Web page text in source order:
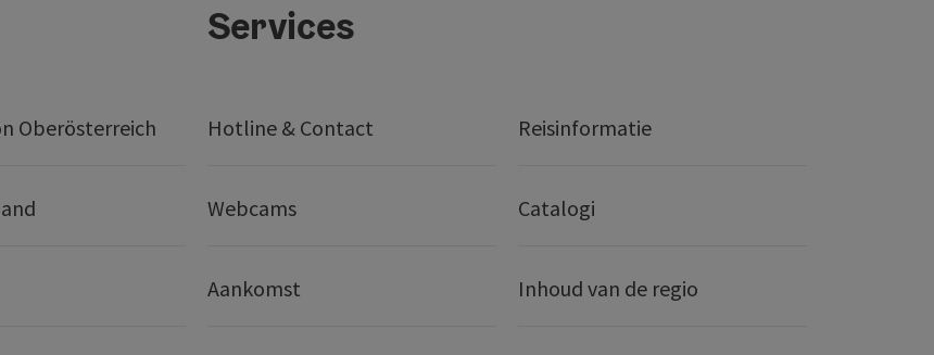
Oberösterreich
Services
Hotline & Contact Reisinformatie
Webcams Catalogi
Aankomst Inhoud van de regio